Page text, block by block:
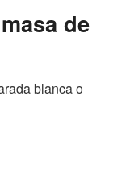
de
blanca o